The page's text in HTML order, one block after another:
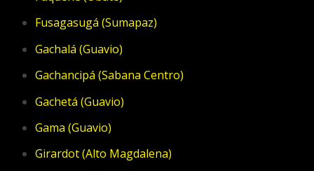
Fusagasugá (Sumapaz)
Gachalá (Guavio)
Gachancipá (Sabana Centro)
Gachetá (Guavio)
Gama (Guavio)
Girardot (Alto Magdalena)